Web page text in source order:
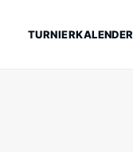
TURNIERKALENDER